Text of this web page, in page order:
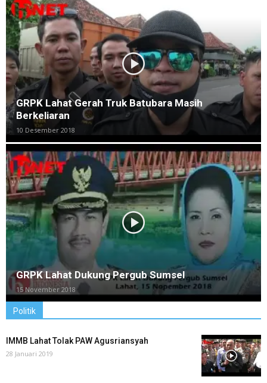
GRPK Lahat Gerah Truk Batubara Masih
Berkeliaran
10 Desember 2018
GRPK Lahat Dukung Pergub Sumsel
15 November 2018
Politik
IMMB Lahat Tolak PAW Agusriansyah
28 Januari 2019